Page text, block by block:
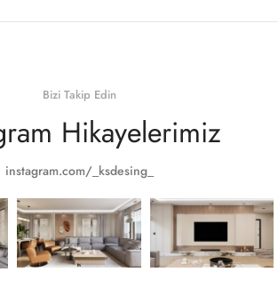
Bizi Takip Edin
Hikayelerimiz
instagram.com/_ksdesing_